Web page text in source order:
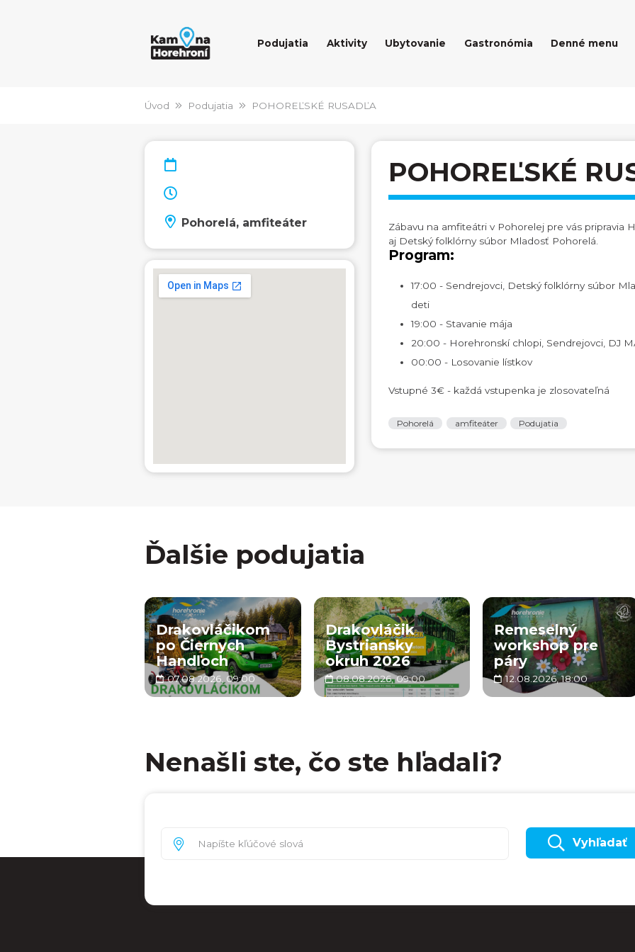
Podujatia Aktivity Ubytovanie Gastronómia Denné menu
Úvod Podujatia POHOREĽSKÉ RUSADĽA
Pohorelá, amfiteáter
POHOREĽSKÉ
Zábavu na amfiteátri v Pohorelej pre vás pripravia
aj Detský folklórny súbor Mladosť Pohorelá.
Program:
17:00 - Sendrejovci, Detský folklórny súbor
deti
19:00 - Stavanie mája
20:00 - Horehronskí chlopi, Sendrejovci, DJ
00:00 - Losovanie lístkov
Vstupné 3€ - každá vstupenka je zlosovateľná
Pohorelá amfiteáter Podujatia
Ďalšie podujatia
Drakovláčikom
po Čiernych
Handľoch
07.08.2026, 09:00
Drakovláčik
Bystriansky
okruh 2026
08.08.2026, 09:00
Remeselný
workshop pre
páry
12.08.2026, 18:00
Nenašli ste, čo ste hľadali?
Vyhľadať